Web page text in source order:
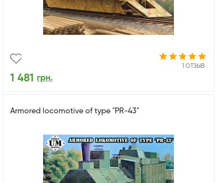
1 ОТЗЫВ
1 481 грн.
Armored locomotive of type "PR-43"